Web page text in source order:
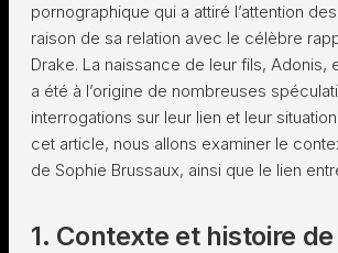
pornographique qui a attiré l’attention
raison de sa relation avec le célèbre
Drake. La naissance de leur fils, Adonis,
a été à l’origine de nombreuses
interrogations sur leur lien et leur
cet article, nous allons examiner le
de Sophie Brussaux, ainsi que le lien
1. Contexte et histoire